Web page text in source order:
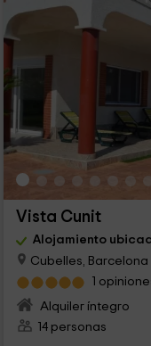
Vista Cunit
Alojamiento
Cubelles, Barcelona
1
Alquiler íntegro
14 personas